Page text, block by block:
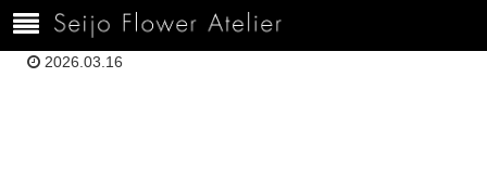
ホーム 120３．１５伊東A61D69BA-982F-40FD-AD0B-290E24FD8728
2026.03.16